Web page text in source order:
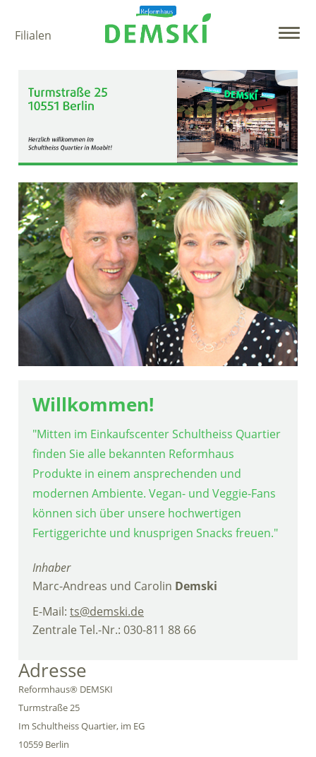
Filialen
Willkommen!
"Mitten im Einkaufscenter Schultheiss Quartier
finden Sie alle bekannten Reformhaus
Produkte in einem ansprechenden und
modernen Ambiente. Vegan- und Veggie-Fans
können sich über unsere hochwertigen
Fertiggerichte und knusprigen Snacks freuen."
Inhaber
Marc-Andreas und Carolin Demski
E-Mail: ts@demski.de
Zentrale Tel.-Nr.: 030-811 88 66
Adresse
Reformhaus® DEMSKI
Turmstraße 25
Im Schultheiss Quartier, im EG
10559 Berlin